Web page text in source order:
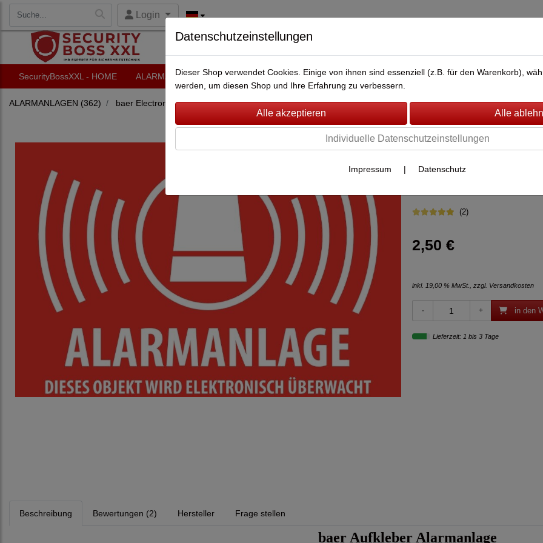
Login
SecurityBossXXL - HOME ALARMANLAGEN VIDEO-ÜBERWACHUNG FAHRZEUG-ÜBERWACHUNG
ALARMANLAGEN (362) baer Electronics(51) Alarmsystem baer KT2(32)
baer
(2)
2,50 €
inkl. 19,00 % MwSt., zzgl. Versandkosten
in den
Lieferzeit: 1 bis 3 Tage
Beschreibung Bewertungen (2) Hersteller Frage stellen
baer Aufkleber Alarmanlage
Datenschutzeinstellungen
Dieser Shop verwendet Cookies. Einige von ihnen sind essenziell (z.B. für den Warenkorb),
werden, um diesen Shop und Ihre Erfahrung zu verbessern.
Individuelle Datenschutzeinstellungen
Impressum | Datenschutz